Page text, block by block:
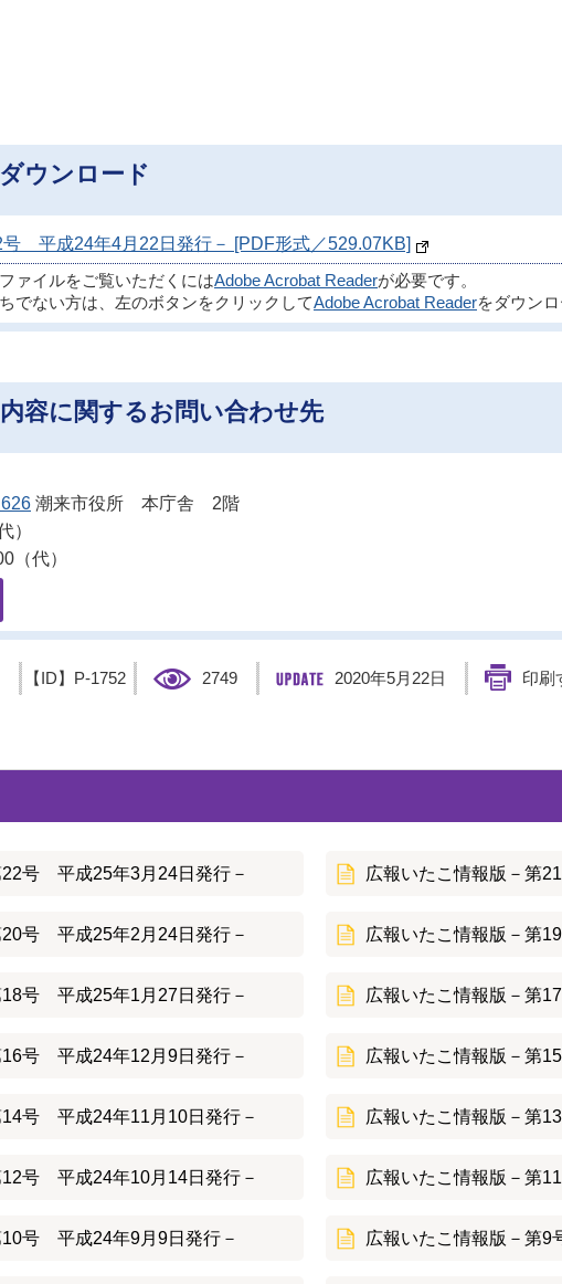
ウンロード
号 平成24年4月22日発行－ [PDF形式／529.07KB]
ァイルをご覧いただくにはAdobe Acrobat Readerが必要です。
でない方は、左のボタンをクリックしてAdobe Acrobat Readerをダウン
容に関するお問い合わせ先
潮来市役所 本庁舎 2階
）
（代）
【ID】 P-1752 2749 2020年5月22日 印刷
22号 平成25年3月24日発行－ 広報いたこ情報版－第
20号 平成25年2月24日発行－ 広報いたこ情報版－第
18号 平成25年1月27日発行－ 広報いたこ情報版－第
16号 平成24年12月9日発行－ 広報いたこ情報版－第
14号 平成24年11月10日発行－ 広報いたこ情報版－第
12号 平成24年10月14日発行－ 広報いたこ情報版－第
10号 平成24年9月9日発行－ 広報いたこ情報版－第